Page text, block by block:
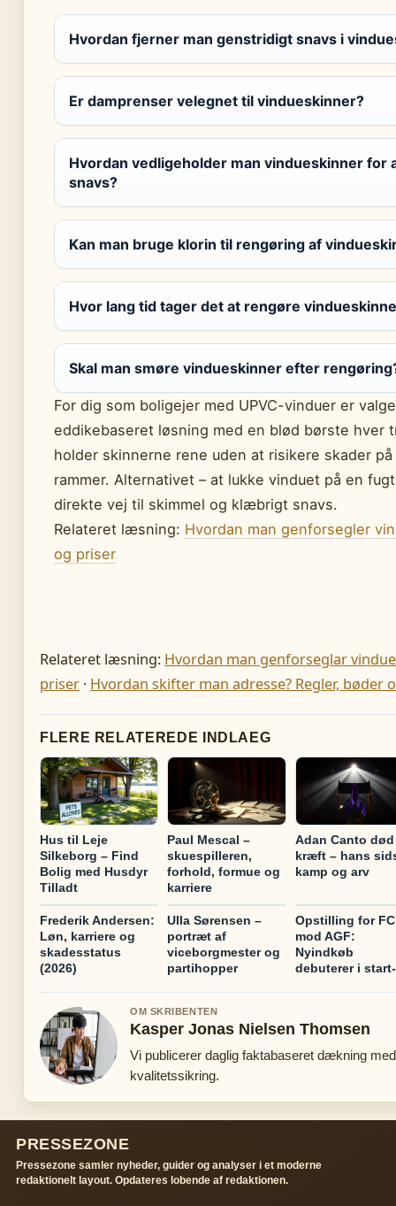
Hvordan fjerner man genstridigt snavs i
Er damprenser velegnet til vindueskinner?
Hvordan vedligeholder man vindueskinner for
snavs?
Kan man bruge klorin til rengøring af
Hvor lang tid tager det at rengøre
Skal man smøre vindueskinner efter
For dig som boligejer med UPVC-vinduer er
eddikebaseret løsning med en blød børste hver
holder skinnerne rene uden at risikere skader
rammer. Alternativet – at lukke vinduet på en
direkte vej til skimmel og klæbrigt snavs.
Relateret læsning: Hvordan man genforsegler
og priser
Relateret læsning: Hvordan man genforseglar
priser · Hvordan skifter man adresse? Regler, bøder
FLERE RELATEREDE INDLAEG
Hus til Leje
Silkeborg – Find
Bolig med Husdyr
Tilladt
Paul Mescal –
skuespilleren,
forhold, formue og
karriere
Adan Canto død
kræft – hans
kamp og arv
Frederik Andersen:
Løn, karriere og
skadesstatus
(2026)
Ulla Sørensen –
portræt af
viceborgmester og
partihopper
Opstilling for
mod AGF:
Nyindkøb
debuterer i
OM SKRIBENTEN
Kasper Jonas Nielsen Thomsen
Vi publicerer daglig faktabaseret dækning
kvalitetssikring.
PRESSEZONE
Pressezone samler nyheder, guider og analyser i et moderne
redaktionelt layout. Opdateres lobende af redaktionen.